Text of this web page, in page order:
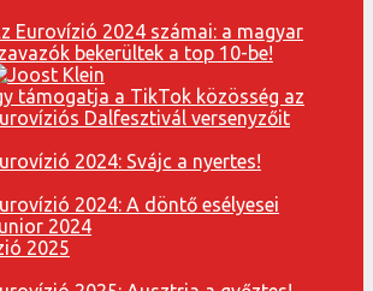
Eurovízió 2024 számai: a magyar
bekerültek a top 10-be!
támogatja a TikTok közösség az
Dalfesztivál versenyzőit
2024: Svájc a nyertes!
2024: A döntő esélyesei
2024
2025